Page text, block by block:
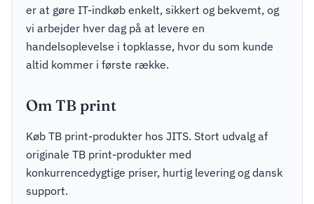
er at gøre IT-indkøb enkelt, sikkert og bekvemt, og
vi arbejder hver dag på at levere en
handelsoplevelse i topklasse, hvor du som kunde
altid kommer i første række.
Om TB print
Køb TB print-produkter hos JITS. Stort udvalg af
originale TB print-produkter med
konkurrencedygtige priser, hurtig levering og dansk
support.